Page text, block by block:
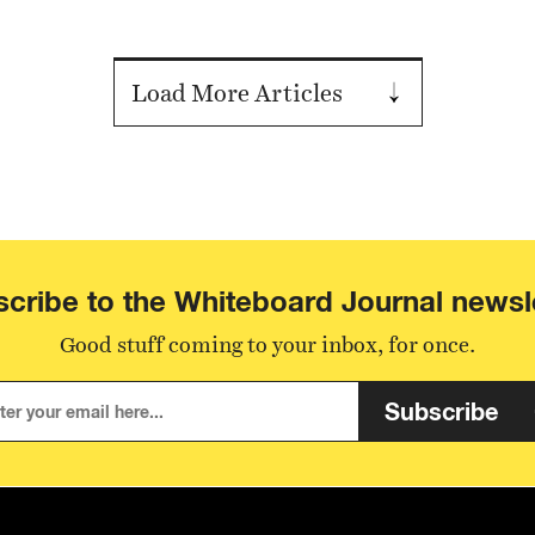
Load More Articles
to the Whiteboard Journal
Good stuff coming to your inbox, for once.
Subscribe